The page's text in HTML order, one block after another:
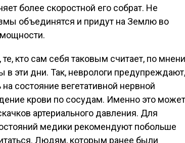
более скоростной его собрат. Не
объединятся и придут на Землю во
кто сам себя таковым считает, по
эти дни. Так, неврологи предупреждают,
состояние вегетативной нервной
крови по сосудам. Именно это может
артериального давления. Для
медики рекомендуют побольше
Людям, которым ранее были